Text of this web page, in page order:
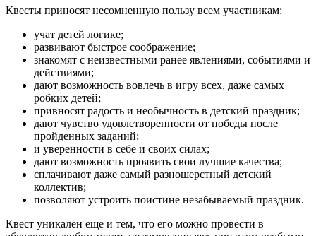
Квесты приносят несомненную пользу всем участникам:
учат детей логике;
развивают быстрое соображение;
знакомят с неизвестными ранее явлениями, событиями и
действиями;
дают возможность вовлечь в игру всех, даже самых
робких детей;
привносят радость и необычность в детский праздник;
дают чувство удовлетворенности от победы после
пройденных заданий;
и уверенности в себе и своих силах;
дают возможность проявить свои лучшие качества;
сплачивают даже самый разношерстный детский
коллектив;
позволяют устроить поистине незабываемый праздник.
Квест уникален еще и тем, что его можно провести в